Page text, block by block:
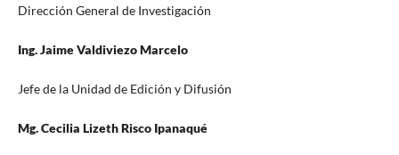
Dirección General de Investigación
Ing. Jaime Valdiviezo Marcelo
Jefe de la Unidad de Edición y Difusión
Mg. Cecilia Lizeth Risco Ipanaqué